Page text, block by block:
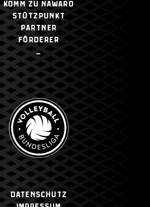
KOMM ZU NAWARO
STÜTZPUNKT
PARTNER
FÖRDERER
–
Datenschutz